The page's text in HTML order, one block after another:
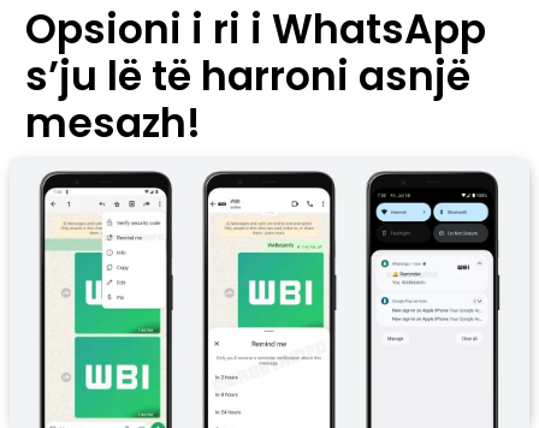
Opsioni i ri i WhatsApp
s’ju lë të harroni asnjë
mesazh!